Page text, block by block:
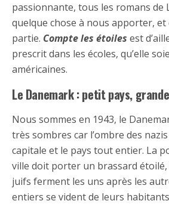
passionnante, tous les romans de
quelque chose à nous apporter, et
partie. Compte les étoiles est
prescrit dans les écoles, qu’elle
américaines.
Le Danemark : petit pays,
Nous sommes en 1943, le
très sombres car l’ombre des
capitale et le pays tout entier. La
ville doit porter un brassard étoilé,
juifs ferment les uns après les
entiers se vident de leurs